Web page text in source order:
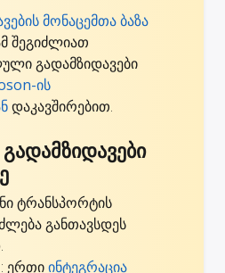
მონაცემთა ბაზა
შეგიძლიათ
გადამზიდავები
ის
დაკავშირებით.
ტრანსპორტის
განთავსდეს
ერთიინტეგრაცია